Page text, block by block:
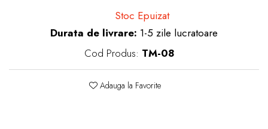
Stoc Epuizat
Durata de livrare: 1-5 zile lucratoare
Cod Produs: TM-08
Adauga la Favorite